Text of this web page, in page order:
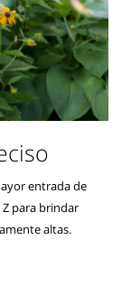
entrada de
Z para brindar
altas.